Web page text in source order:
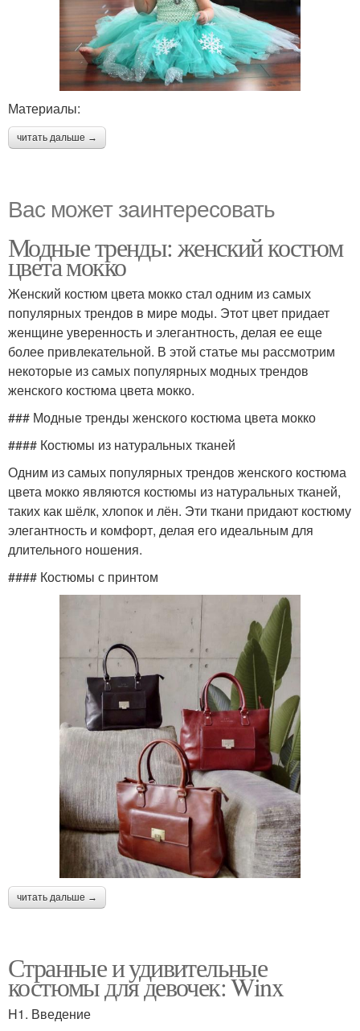
Материалы:
читать дальше →
Вас может заинтересовать
Модные тренды: женский костюм
цвета мокко
Женский костюм цвета мокко стал одним из самых
популярных трендов в мире моды. Этот цвет придает
женщине уверенность и элегантность, делая ее еще
более привлекательной. В этой статье мы рассмотрим
некоторые из самых популярных модных трендов
женского костюма цвета мокко.
### Модные тренды женского костюма цвета мокко
#### Костюмы из натуральных тканей
Одним из самых популярных трендов женского костюма
цвета мокко являются костюмы из натуральных тканей,
таких как шёлк, хлопок и лён. Эти ткани придают костюму
элегантность и комфорт, делая его идеальным для
длительного ношения.
#### Костюмы с принтом
читать дальше →
Странные и удивительные
костюмы для девочек: Winx
H1. Введение